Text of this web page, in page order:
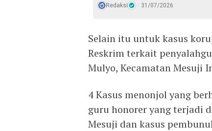
Redaksi 31/07/2026
Selain itu untuk kasus
Reskrim terkait
Mulyo, Kecamatan Mesuji
4 Kasus menonjol yang
guru honorer yang terjadi
Mesuji dan kasus